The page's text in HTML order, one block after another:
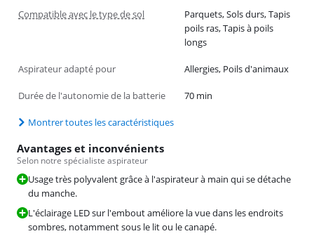
Compatible avec le type de sol
Parquets, Sols durs, Tapis
poils ras, Tapis à poils
longs
Aspirateur adapté pour Allergies, Poils d'animaux
Durée de l'autonomie de la batterie 70 min
Montrer toutes les caractéristiques
Avantages et inconvénients
Selon notre spécialiste aspirateur
Usage très polyvalent grâce à l'aspirateur à main qui se détache
du manche.
L'éclairage LED sur l'embout améliore la vue dans les endroits
sombres, notamment sous le lit ou le canapé.